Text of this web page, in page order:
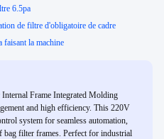
6.5pa
de filtre d'obligatoire de cadre
faisant la machine
Frame Integrated Molding
and high efficiency. This 220V
system for seamless automation,
filter frames. Perfect for industrial